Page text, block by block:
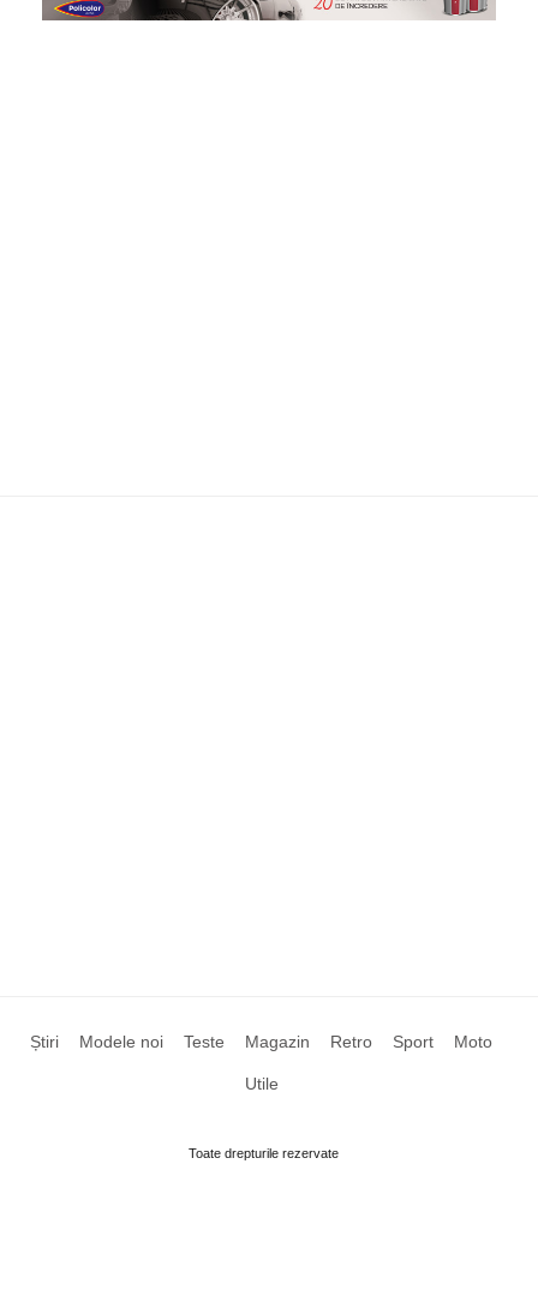
Știri Modele noi Teste Magazin Retro Sport Moto
Utile
Toate drepturile rezervate